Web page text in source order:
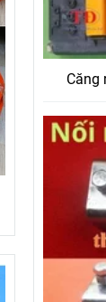
Căng